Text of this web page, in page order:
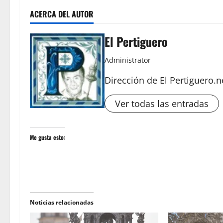
ACERCA DEL AUTOR
El Pertiguero
Administrator
Dirección de El
Ver todas las entradas
Me gusta esto:
Noticias relacionadas